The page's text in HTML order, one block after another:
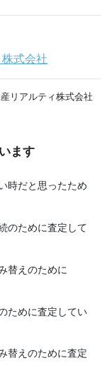
式会社
リアルティ株式会社
ます
時だと思ったため
のために査定して
替えのために
ために査定してい
替えのために査定